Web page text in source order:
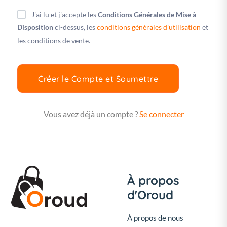
Dans la mesure requise par la loi applicable, vous
devez vous enregistrer auprès des autorités
fiscales compétentes et payer toutes les taxes
ARTICLE 4 : LISTES DES PRODUITS
ET INSCRIPTION
pour chaque produit. Vous acceptez d'être seul
Être de bonne foi concernant les produits qui
doivent être conformes aux catégories et règles
énoncées
Se conformer aux règles sur le contenu définies
dans les CGU disponibles sur le portail OROUD
J'ai lu et j'accepte lesConditions Générales de Mise à
Dispositionci-dessus, lesconditions générales d'utilisation et
les conditions de vente.
Créer le Compte et Soumettre
Vous avez déjà un compte ? Se connecter
À propos
d'Oroud
À propos de nous